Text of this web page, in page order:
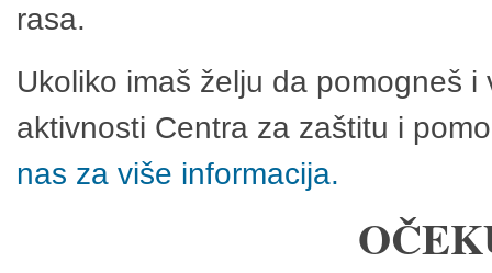
rasa.
Ukoliko imaš želju da pomogneš
aktivnosti Centra za zaštitu i
nas za više informacija.